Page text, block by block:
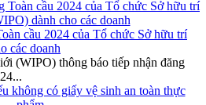
cầu 2024 của Tổ chức Sở hữu trí
các doanh
(WIPO) thông báo tiếp nhận đăng